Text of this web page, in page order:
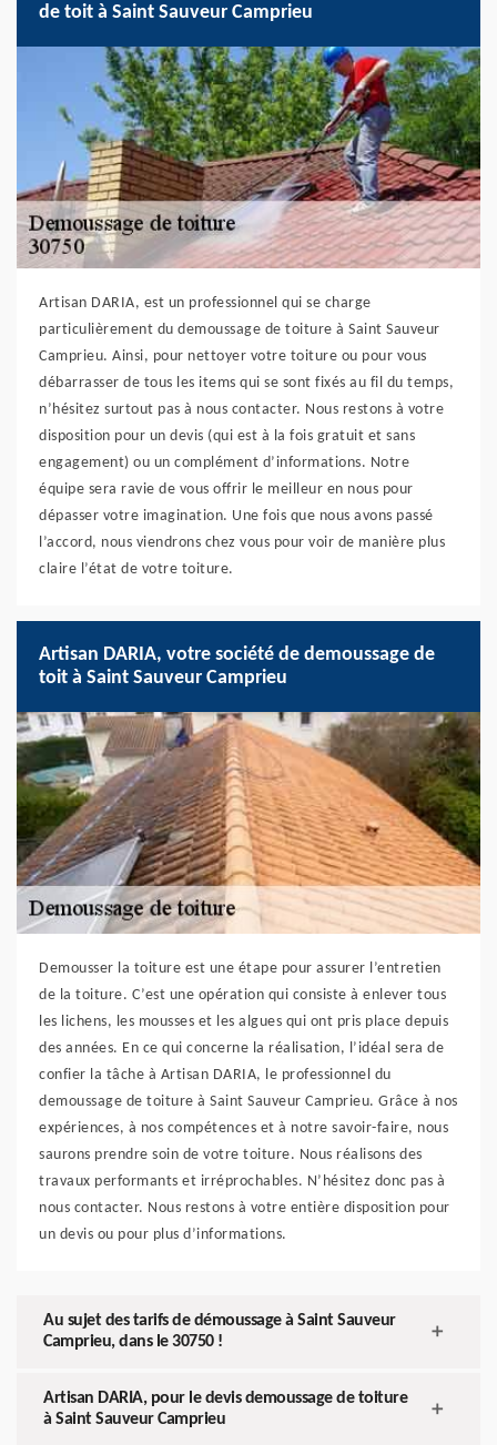
de toit à Saint Sauveur Camprieu
Artisan DARIA, est un professionnel qui se charge
particulièrement du demoussage de toiture à Saint Sauveur
Camprieu. Ainsi, pour nettoyer votre toiture ou pour vous
débarrasser de tous les items qui se sont fixés au fil du temps,
n’hésitez surtout pas à nous contacter. Nous restons à votre
disposition pour un devis (qui est à la fois gratuit et sans
engagement) ou un complément d’informations. Notre
équipe sera ravie de vous offrir le meilleur en nous pour
dépasser votre imagination. Une fois que nous avons passé
l’accord, nous viendrons chez vous pour voir de manière plus
claire l’état de votre toiture.
Artisan DARIA, votre société de demoussage de
toit à Saint Sauveur Camprieu
Demousser la toiture est une étape pour assurer l’entretien
de la toiture. C’est une opération qui consiste à enlever tous
les lichens, les mousses et les algues qui ont pris place depuis
des années. En ce qui concerne la réalisation, l’idéal sera de
confier la tâche à Artisan DARIA, le professionnel du
demoussage de toiture à Saint Sauveur Camprieu. Grâce à nos
expériences, à nos compétences et à notre savoir-faire, nous
saurons prendre soin de votre toiture. Nous réalisons des
travaux performants et irréprochables. N’hésitez donc pas à
nous contacter. Nous restons à votre entière disposition pour
un devis ou pour plus d’informations.
Au sujet des tarifs de démoussage à Saint Sauveur
Camprieu, dans le 30750 !
Artisan DARIA, pour le devis demoussage de toiture
à Saint Sauveur Camprieu